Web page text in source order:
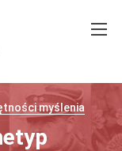
myślenia